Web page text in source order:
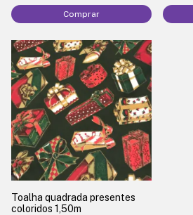
Comprar
Toalha quadrada presentes
coloridos 1,50m